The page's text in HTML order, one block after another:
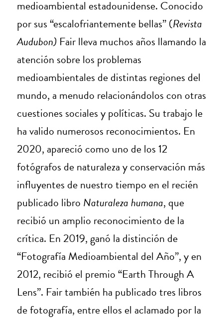
medioambiental estadounidense. Conocido
por sus “escalofriantemente bellas” (Revista
Audubon) Fair lleva muchos años llamando la
atención sobre los problemas
medioambientales de distintas regiones del
mundo, a menudo relacionándolos con otras
cuestiones sociales y políticas. Su trabajo le
ha valido numerosos reconocimientos. En
2020, apareció como uno de los 12
fotógrafos de naturaleza y conservación más
influyentes de nuestro tiempo en el recién
publicado libro Naturaleza humana, que
recibió un amplio reconocimiento de la
crítica. En 2019, ganó la distinción de
“Fotografía Medioambiental del Año”, y en
2012, recibió el premio “Earth Through A
Lens”. Fair también ha publicado tres libros
de fotografía, entre ellos el aclamado por la